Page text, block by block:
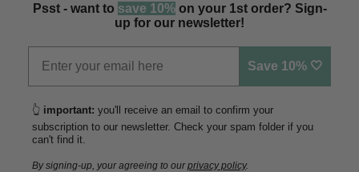
Psst - want to save 10%on your 1st order? Sign-
up for our newsletter!
Save 10% 🤍
👆 important: you'll receive an email to confirm your
subscription to our newsletter. Check your spam folder if you
can't find it.
By signing-up, your agreeing to ourprivacy policy.